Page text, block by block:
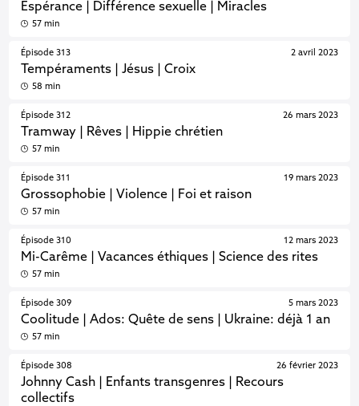
Espérance | Différence sexuelle | Miracles
57 min
Épisode 313
Tempéraments | Jésus | Croix
2 avril 2023
58 min
Épisode 312
Tramway | Rêves | Hippie chrétien
26 mars 2023
57 min
Épisode 311
Grossophobie | Violence | Foi et raison
19 mars 2023
57 min
Épisode 310
Mi-Carême | Vacances éthiques | Science des rites
12 mars 2023
57 min
Épisode 309
Coolitude | Ados: Quête de sens | Ukraine: déjà 1 an
5 mars 2023
57 min
Épisode 308
Johnny Cash | Enfants transgenres | Recours
collectifs
26 février 2023